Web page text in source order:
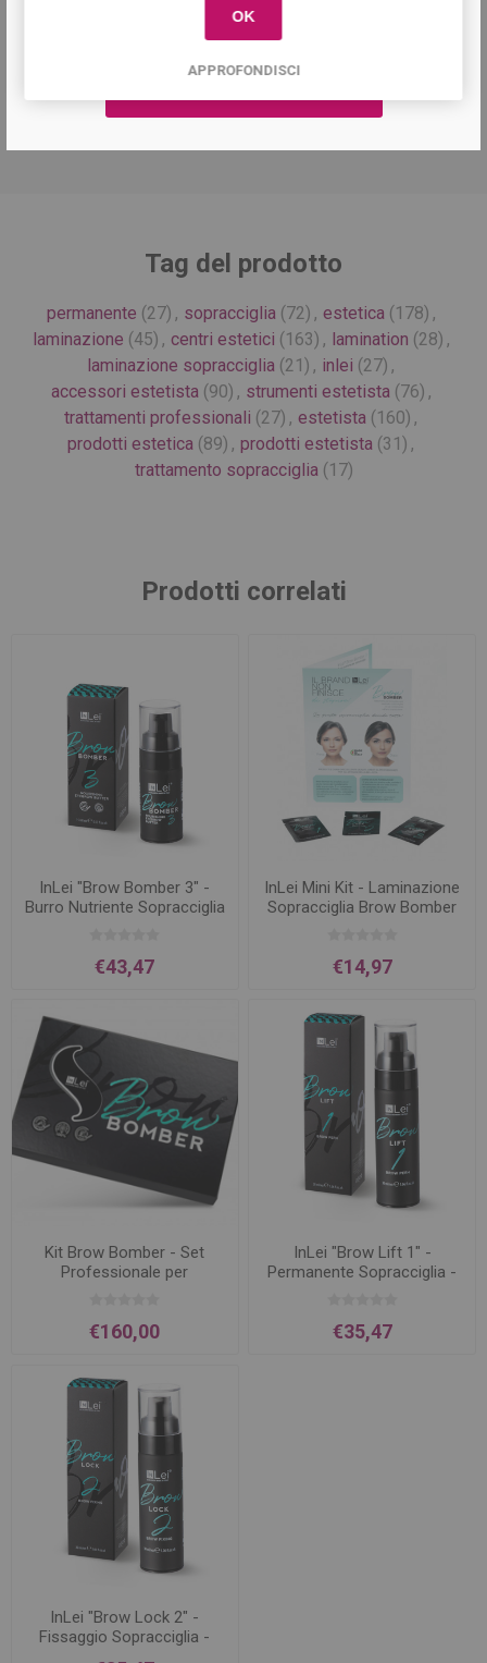
AQUA (WATER\EAU), AMMONIUM THIOGLYCOLATE,
AMMONIA, TETRASODIUM EDTA, BENZYL BENZOATE,
TOCOPHERYL ACETATE, PARFUM (FRAGRANCE).
Tag del prodotto
permanente (27) , sopracciglia (72) , estetica (178) ,
laminazione (45) , centri estetici (163) , lamination (28) ,
laminazione sopracciglia (21) , inlei (27) ,
accessori estetista (90) , strumenti estetista (76) ,
trattamenti professionali (27) , estetista (160) ,
prodotti estetica (89) , prodotti estetista (31) ,
trattamento sopracciglia (17)
Prodotti correlati
InLei "Brow Bomber 3" -
Burro Nutriente Sopracciglia
€43,47
InLei Mini Kit - Laminazione
Sopracciglia Brow Bomber
€14,97
Kit Brow Bomber - Set
Professionale per
€160,00
InLei "Brow Lift 1" -
Permanente Sopracciglia -
€35,47
InLei "Brow Lock 2" -
Fissaggio Sopracciglia -
OK
APPROFONDISCI